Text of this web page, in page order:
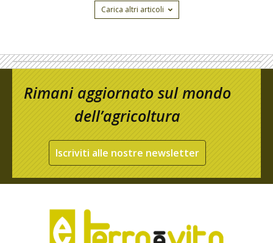
Carica altri articoli
Rimani aggiornato sul mondo
dell’agricoltura
Iscriviti alle nostre newsletter